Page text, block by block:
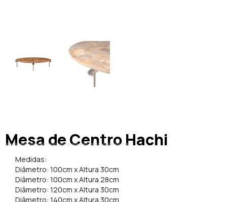
Mesa de Centro Hachi
Medidas:
Diâmetro: 100cm x Altura 30cm
Diâmetro: 100cm x Altura 28cm
Diâmetro: 120cm x Altura 30cm
Diâmetro: 140cm x Altura 30cm